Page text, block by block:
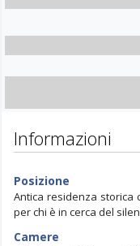
Informazioni
Posizione
Antica residenza storica
per chi è in cerca del
Camere